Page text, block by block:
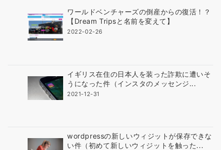
ワールドベンチャーズの倒産からの復活！？
【Dream Tripsと名前を変えて】
2022-02-26
イギリス在住の日本人を装った詐欺に遭いそ
うになった件（インスタのメッセンジ...
2021-12-31
wordpressの新しいウィジットが保存できな
い件（初めて新しいウィジットを触った...